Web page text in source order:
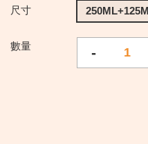
尺寸
數量 -